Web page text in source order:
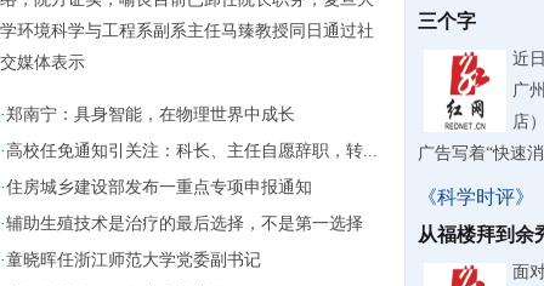
学环境科学与工程系副系主任马臻教授同日通过社
交媒体表示
·郑南宁：具身智能，在物理世界中成长
· 高校任免通知引关注：科长、主任自愿辞职，转...
·住房城乡建设部发布一重点专项申报通知
·辅助生殖技术是治疗的最后选择，不是第一选择
·童晓晖任浙江师范大学党委副书记
三个字
近
广
店
广告写着“快速
《科学时评》
从福楼拜到余
面